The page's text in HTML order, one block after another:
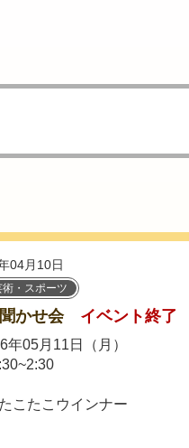
04月10日
・スポーツ
かせ会 イベント終了
年05月11日（月）
こたこウインナー